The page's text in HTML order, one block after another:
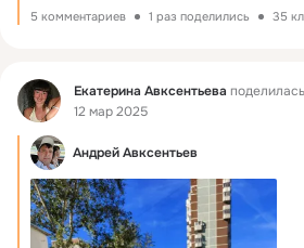
5 комментариев 1 раз поделились 35
Фид Екатерина Авксентьева
12 мар 2025
Андрей Авксентьев